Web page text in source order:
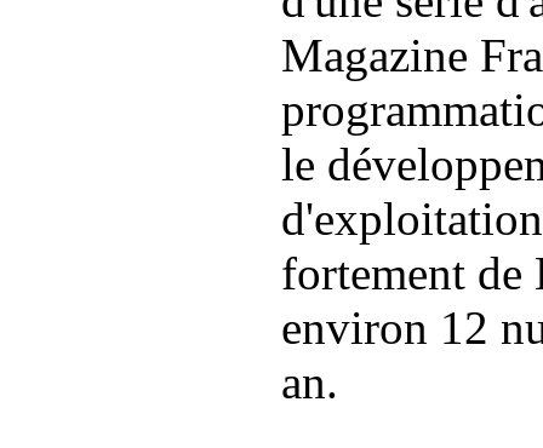
Magazine
le
fortement de
environ 12
an.